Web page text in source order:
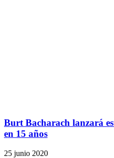
Burt Bacharach lanzará
en 15 años
25 junio 2020